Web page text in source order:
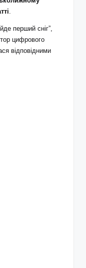
перший сніг”,
цифрового
відповідними